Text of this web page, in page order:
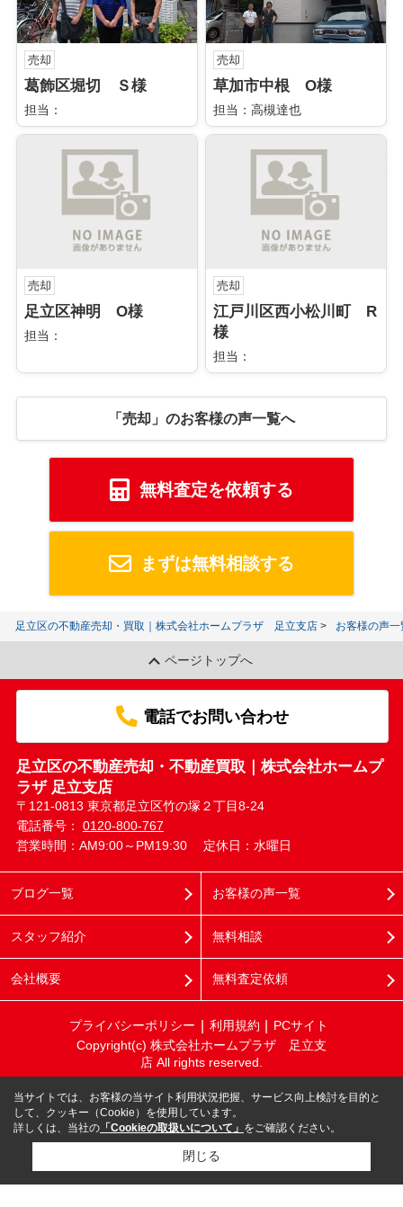
売却
葛飾区堀切 Ｓ様
担当：
売却
草加市中根 O様
担当：高槻達也
売却
足立区神明 O様
担当：
売却
江戸川区西小松川町 R
様
担当：
「売却」のお客様の声一覧へ
無料査定を依頼する
まずは無料相談する
足立区の不動産売却・買取｜株式会社ホームプラザ 足立支店 お客様の声一
ページトップへ
電話でお問い合わせ
足立区の不動産売却・不動産買取｜株式会社ホームプ
ラザ 足立支店
〒121-0813 東京都足立区竹の塚２丁目8-24
電話番号： 0120-800-767
営業時間：AM9:00～PM19:30
定休日：水曜日
ブログ一覧
スタッフ紹介
会社概要
お客様の声一覧
無料相談
無料査定依頼
プライバシーポリシー 利用規約
PCサイト
Copyright(c) 株式会社ホームプラザ 足立支
店 All rights reserved.
当サイトでは、お客様の当サイト利用状況把握、サービス向上検討を目的と
して、クッキー（Cookie）を使用しています。
詳しくは、当社の 「Cookieの取扱いについて」 をご確認ください。
閉じる